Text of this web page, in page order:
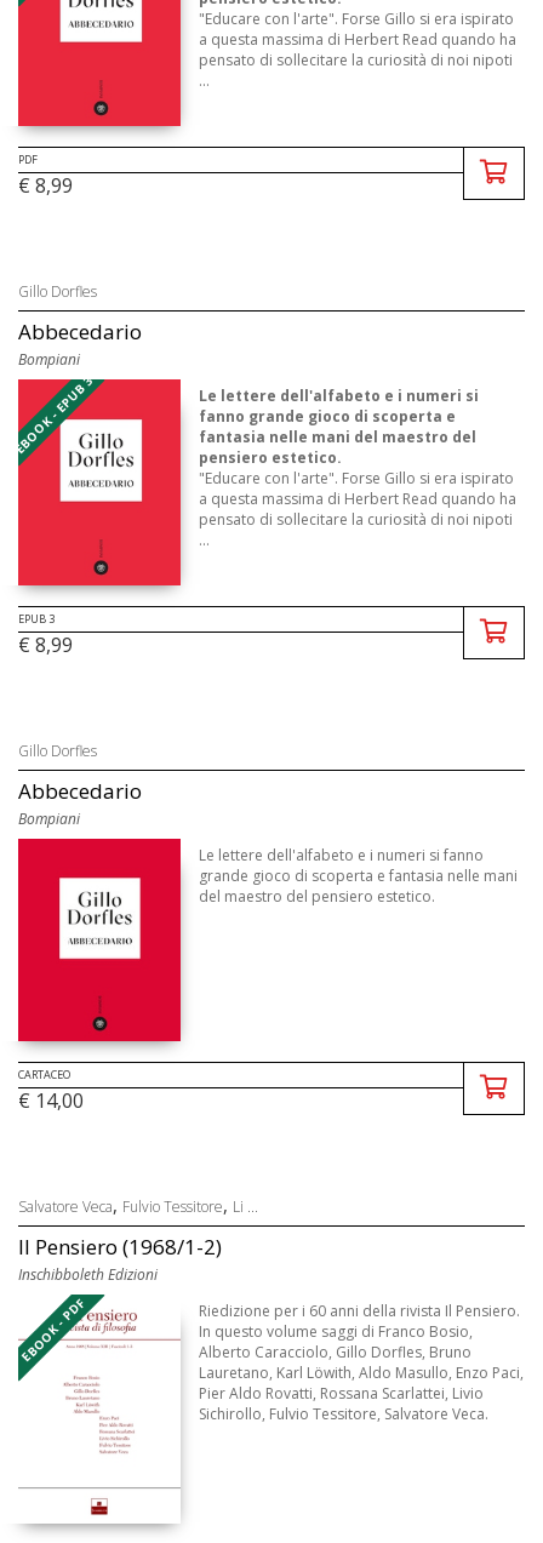
"Educare con l'arte". Forse Gillo si era ispirato
a questa massima di Herbert Read quando ha
pensato di sollecitare la curiosità di noi nipoti
...
PDF
€ 8,99
Gillo Dorfles
Abbecedario
Bompiani
EBOOK - EPUB 3
Le lettere dell'alfabeto e i numeri si
fanno grande gioco di scoperta e
fantasia nelle mani del maestro del
pensiero estetico.
"Educare con l'arte". Forse Gillo si era ispirato
a questa massima di Herbert Read quando ha
pensato di sollecitare la curiosità di noi nipoti
...
EPUB 3
€ 8,99
Gillo Dorfles
Abbecedario
Bompiani
Le lettere dell'alfabeto e i numeri si fanno
grande gioco di scoperta e fantasia nelle mani
del maestro del pensiero estetico.
CARTACEO
€ 14,00
Salvatore Veca, Fulvio Tessitore, Li ...
Il Pensiero (1968/1-2)
Inschibboleth Edizioni
EBOOK - PDF
Riedizione per i 60 anni della rivista Il Pensiero.
In questo volume saggi di Franco Bosio,
Alberto Caracciolo, Gillo Dorfles, Bruno
Lauretano, Karl Löwith, Aldo Masullo, Enzo Paci,
Pier Aldo Rovatti, Rossana Scarlattei, Livio
Sichirollo, Fulvio Tessitore, Salvatore Veca.